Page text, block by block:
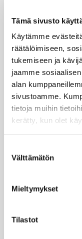
Tämä sivusto
Käytämme
räätälöimiseen,
tukemiseen ja
jaamme
alan
sivustoamme.
tietoja muihin
kerätty, kun olet
valinta
Välttämätön
Mieltymykset
Tilastot
Henkilöjäsenyys
Liittojäsenyys
Jäsenmaksujen
Jäsentietojen
Matkalaskut
AJANKOHTAISTA